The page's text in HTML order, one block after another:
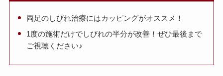
両足のしびれ治療にはカッピングがオススメ！
1度の施術だけでしびれの半分が改善！ぜひ最後まで
ご視聴ください♪